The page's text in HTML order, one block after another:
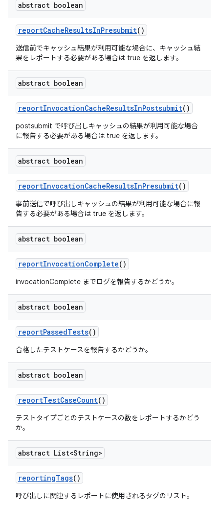
abstract boolean
reportCacheResultsInPresubmit()
送信前でキャッシュ結果が利用可能な場合に、キャッシュ結
果をレポートする必要がある場合は true を返します。
abstract boolean
reportInvocationCacheResultsInPostsubmit()
postsubmit で呼び出しキャッシュの結果が利用可能な場合
に報告する必要がある場合は true を返します。
abstract boolean
reportInvocationCacheResultsInPresubmit()
事前送信で呼び出しキャッシュの結果が利用可能な場合に報
告する必要がある場合は true を返します。
abstract boolean
reportInvocationComplete()
invocationComplete までログを報告するかどうか。
abstract boolean
reportPassedTests()
合格したテストケースを報告するかどうか。
abstract boolean
reportTestCaseCount()
テストタイプごとのテストケースの数をレポートするかどう
か。
abstract List<String>
reportingTags()
呼び出しに関連するレポートに使用されるタグのリスト。